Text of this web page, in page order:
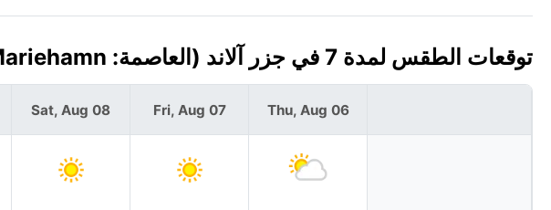
توقعات الطقس لمدة 7 في جزر آلاند (العاصمة: Mariehamn)
Thu, Aug 06
Fri, Aug 07
Sat, Aug 08